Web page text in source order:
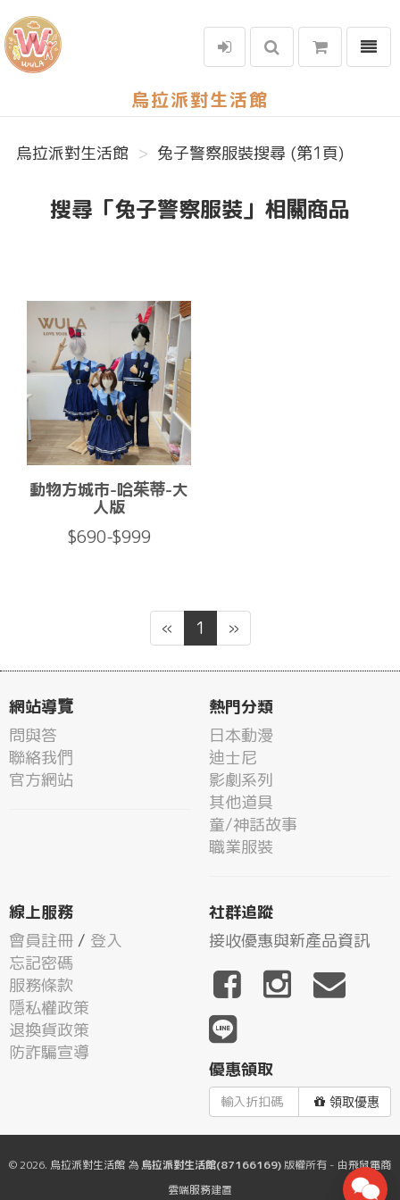
烏拉派對生活館
選單
烏拉派對生活館 兔子警察服裝搜尋 (第1頁)
搜尋「兔子警察服裝」相關商品
動物方城市-哈茱蒂-大
人版
$690-$999
« 1 »
網站導覽
問與答
聯絡我們
官方網站
熱門分類
日本動漫
迪士尼
影劇系列
其他道具
童/神話故事
職業服裝
線上服務
會員註冊 / 登入
忘記密碼
服務條款
隱私權政策
退換貨政策
防詐騙宣導
社群追蹤
接收優惠與新產品資訊
優惠領取
領取優惠
© 2026. 烏拉派對生活館 為 烏拉派對生活館(87166169)版權所有 - 由飛鼠電商
雲端服務建置